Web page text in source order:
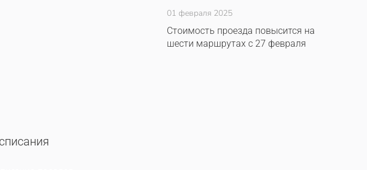
01 февраля 2025
Стоимость проезда повысится на
шести маршрутах с 27 февраля